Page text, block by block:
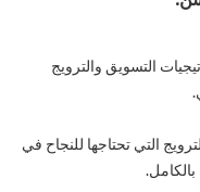
التسويق والترويج
التي تحتاجها للنجاح في